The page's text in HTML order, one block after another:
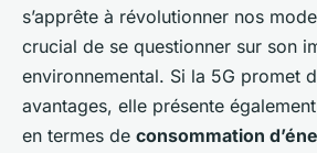
s’apprête à révolutionner nos
crucial de se questionner sur son
environnemental. Si la 5G promet
avantages, elle présente
en termes de consommation